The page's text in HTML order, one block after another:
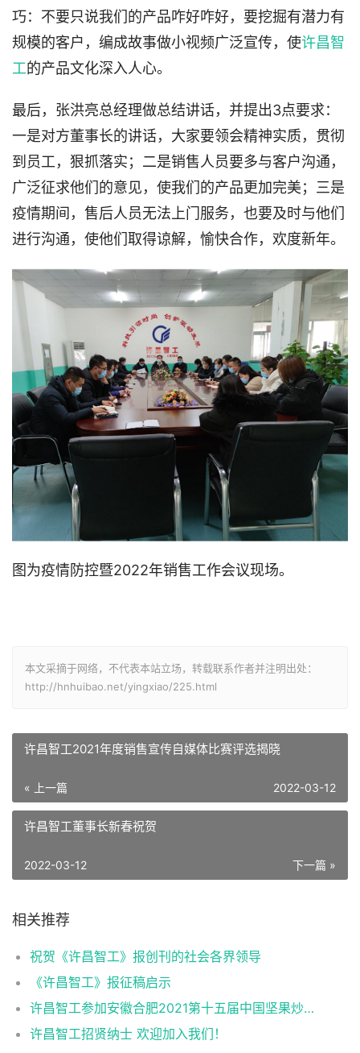
巧：不要只说我们的产品咋好咋好，要挖掘有潜力有
规模的客户，编成故事做小视频广泛宣传，使许昌智
工的产品文化深入人心。
最后，张洪亮总经理做总结讲话，并提出3点要求：
一是对方董事长的讲话，大家要领会精神实质，贯彻
到员工，狠抓落实；二是销售人员要多与客户沟通，
广泛征求他们的意见，使我们的产品更加完美；三是
疫情期间，售后人员无法上门服务，也要及时与他们
进行沟通，使他们取得谅解，愉快合作，欢度新年。
图为疫情防控暨2022年销售工作会议现场。
本文采摘于网络，不代表本站立场，转载联系作者并注明出处：
http://hnhuibao.net/yingxiao/225.html
许昌智工2021年度销售宣传自媒体比赛评选揭晓
« 上一篇 2022-03-12
许昌智工董事长新春祝贺
下一篇 »
2022-03-12
相关推荐
祝贺《许昌智工》报创刊的社会各界领导
《许昌智工》报征稿启示
许昌智工参加安徽合肥2021第十五届中国坚果炒货展掠影
许昌智工招贤纳士 欢迎加入我们！